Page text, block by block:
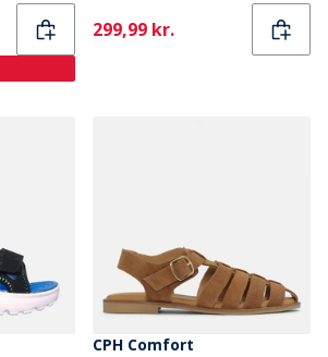
Current
299,99 kr.
CPH Comfort